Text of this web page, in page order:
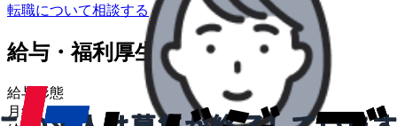
転職について相談する
給与・福利厚生
給与形態
月給